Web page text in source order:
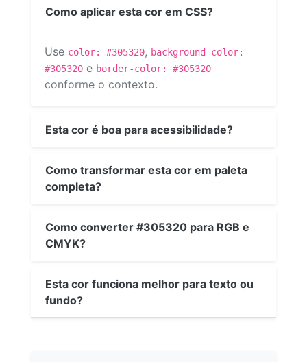
Como aplicar esta cor em CSS?
Use color: #305320, background-color:
#305320 e border-color: #305320
conforme o contexto.
Esta cor é boa para acessibilidade?
Como transformar esta cor em paleta
completa?
Como converter #305320 para RGB e
CMYK?
Esta cor funciona melhor para texto ou
fundo?